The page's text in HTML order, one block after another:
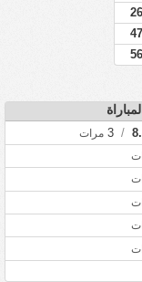
/
3 مرات